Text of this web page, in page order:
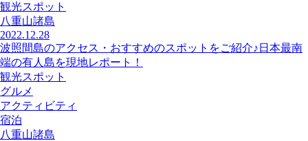
観光スポット
八重山諸島
2022.12.28
波照間島のアクセス・おすすめのスポットをご紹介♪日本最南
端の有人島を現地レポート！
観光スポット
グルメ
アクティビティ
宿泊
八重山諸島